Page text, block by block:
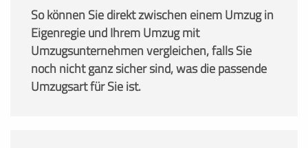
So können Sie direkt zwischen einem Umzug in
Eigenregie und Ihrem Umzug mit
Umzugsunternehmen vergleichen, falls Sie
noch nicht ganz sicher sind, was die passende
Umzugsart für Sie ist.